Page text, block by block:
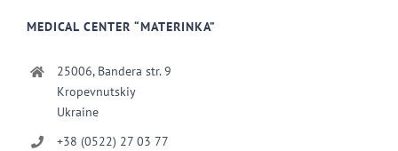
MEDICAL CENTER “MATERINKA”
25006, Bandera str. 9
Kropevnutskiy
Ukraine
+38 (0522) 27 03 77